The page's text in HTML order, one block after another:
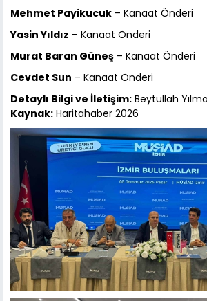
Mehmet Payikucuk – Kanaat Önderi
Yasin Yıldız – Kanaat Önderi
Murat Baran Güneş – Kanaat Önderi
Cevdet Sun – Kanaat Önderi
Detaylı Bilgi ve İletişim: Beytullah
Kaynak: Haritahaber 2026